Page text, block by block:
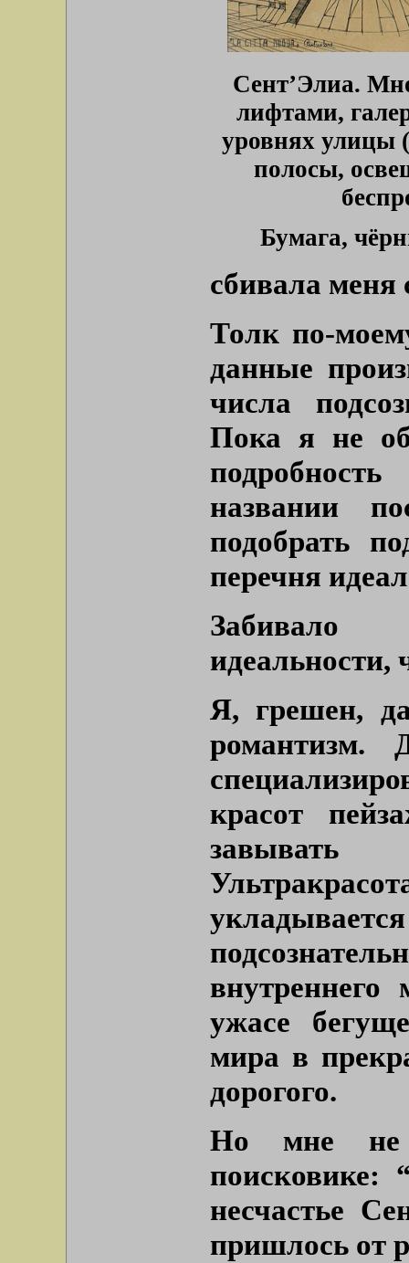
Сент’Элиа.
лифтами,
уровнях улицы
полосы,
Бумага,
сбивала меня
Толк по-
данные
числа
Пока я не
названии
подобрать
перечня
Забивало
идеальности,
Я, грешен,
романтизм.
красот
завывать
ужасе
мира в
дорогого.
Но мне не
поисковике:
несчастье
пришлось от